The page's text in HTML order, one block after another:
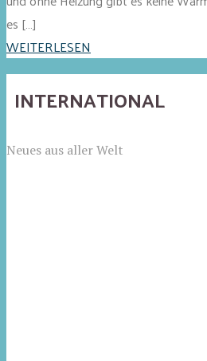
es […]
WEITERLESEN
INTERNATIONAL
Neues aus aller Welt